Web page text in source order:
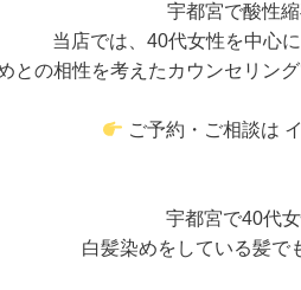
宇都宮で酸性
当店では、40代女性を中心
との相性を考えたカウンセリン
ご予約・ご相談は
宇都宮で40代
白髪染めをしている髪で